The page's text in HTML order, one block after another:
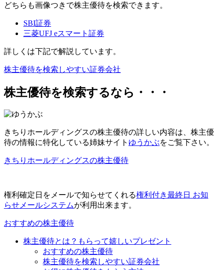
どちらも画像つきで株主優待を検索できます。
SBI証券
三菱UFJ eスマート証券
詳しくは下記で解説しています。
株主優待を検索しやすい証券会社
株主優待を検索するなら・・・
きちりホールディングスの株主優待の詳しい内容は、 株主優
待の情報に特化している姉妹サイト ゆうかぶをご覧下さい。
きちりホールディングスの株主優待
権利確定日をメールで知らせてくれる権利付き最終日 お知
らせメールシステムが利用出来ます。
おすすめの株主優待
株主優待とは？もらって嬉しいプレゼント
おすすめの株主優待
株主優待を検索しやすい証券会社